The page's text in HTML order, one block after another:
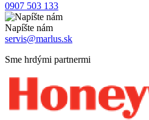
0907 503 133
Napíšte nám
servis@marlus.sk
Sme hrdými partnermi